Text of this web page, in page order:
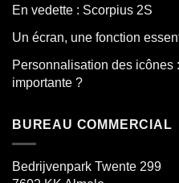
En vedette : Scorpius 2S
Un écran, une fonction
Personnalisation des icônes
importante ?
BUREAU COMMERCIAL
Bedrijvenpark Twente 299